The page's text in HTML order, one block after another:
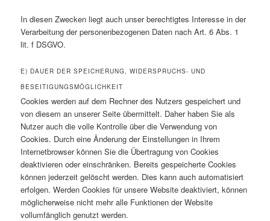
In diesen Zwecken liegt auch unser berechtigtes Interesse in der
Verarbeitung der personenbezogenen Daten nach Art. 6 Abs. 1
lit. f DSGVO.
E) DAUER DER SPEICHERUNG, WIDERSPRUCHS- UND
BESEITIGUNGSMÖGLICHKEIT
Cookies werden auf dem Rechner des Nutzers gespeichert und
von diesem an unserer Seite übermittelt. Daher haben Sie als
Nutzer auch die volle Kontrolle über die Verwendung von
Cookies. Durch eine Änderung der Einstellungen in Ihrem
Internetbrowser können Sie die Übertragung von Cookies
deaktivieren oder einschränken. Bereits gespeicherte Cookies
können jederzeit gelöscht werden. Dies kann auch automatisiert
erfolgen. Werden Cookies für unsere Website deaktiviert, können
möglicherweise nicht mehr alle Funktionen der Website
vollumfänglich genutzt werden.